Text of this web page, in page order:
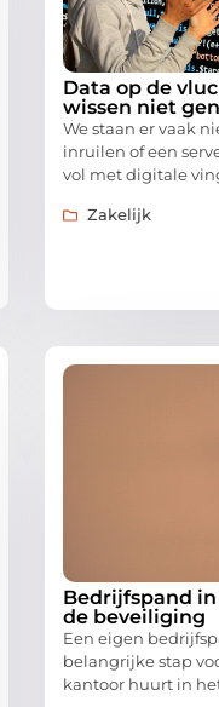
Data op de
wissen niet
We staan er vaak
inruilen of een
vol met digitale
Zakelijk
Bedrijfspand
de beveiliging
Een eigen
belangrijke stap
kantoor huurt in